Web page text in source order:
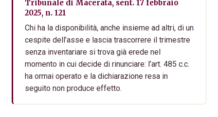
Tribunale di Macerata, sent. 17 febbraio
2025, n. 121
Chi ha la disponibilità, anche insieme ad altri, di un
cespite dell’asse e lascia trascorrere il trimestre
senza inventariare si trova già erede nel
momento in cui decide di rinunciare: l’art. 485 c.c.
ha ormai operato e la dichiarazione resa in
seguito non produce effetto.